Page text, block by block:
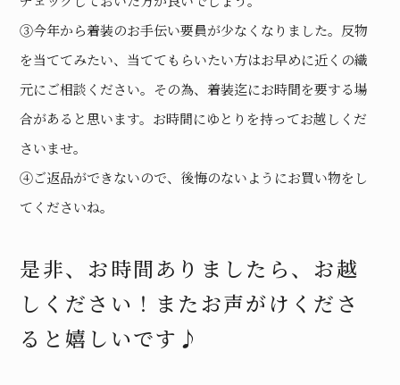
③今年から着装のお手伝い要員が少なくなりました。反物
を当ててみたい、当ててもらいたい方はお早めに近くの織
元にご相談ください。その為、着装迄にお時間を要する場
合があると思います。お時間にゆとりを持ってお越しくだ
さいませ。
④ご返品ができないので、後悔のないようにお買い物をし
てくださいね。
是非、お時間ありましたら、お越
しください！またお声がけくださ
ると嬉しいです♪